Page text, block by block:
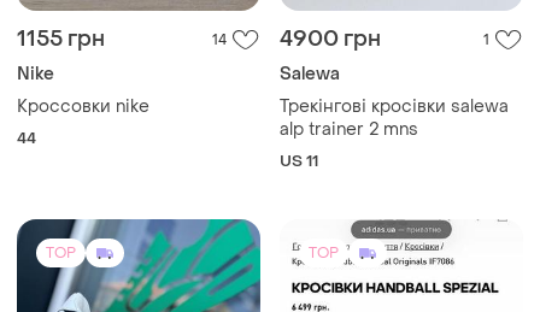
1155 грн 14
Nike
Кроссовки nike
44
4900 грн 1
Salewa
Трекінгові кросівки salewa
alp trainer 2 mns
US 11
TOP TOP